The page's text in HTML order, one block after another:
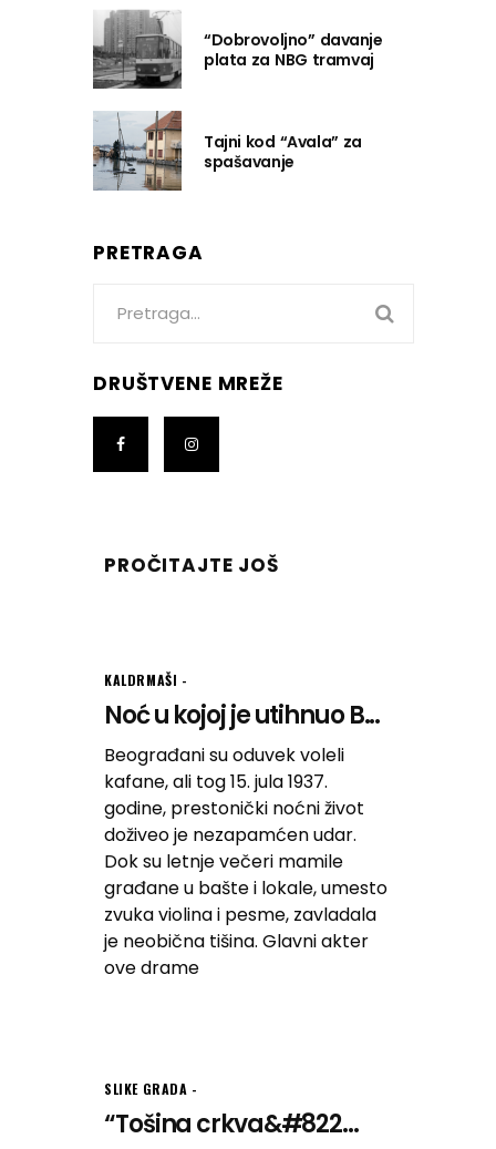
“Dobrovoljno” davanje
plata za NBG tramvaj
Tajni kod “Avala” za
spašavanje
PRETRAGA
DRUŠTVENE MREŽE
PROČITAJTE JOŠ
KALDRMAŠI
Noć u kojoj je utihnuo B...
Beograđani su oduvek voleli
kafane, ali tog 15. jula 1937.
godine, prestonički noćni život
doživeo je nezapamćen udar.
Dok su letnje večeri mamile
građane u bašte i lokale, umesto
zvuka violina i pesme, zavladala
je neobična tišina. Glavni akter
ove drame
SLIKE GRADA
“Tošina crkva&#822...